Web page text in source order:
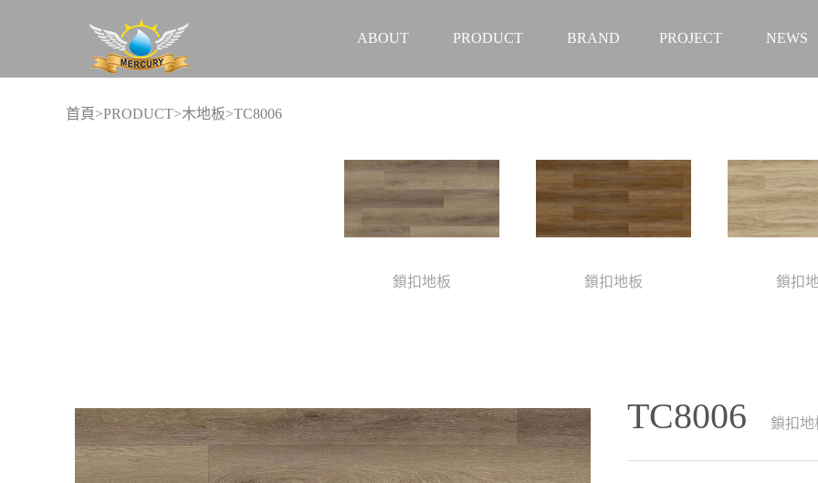
ABOUT PRODUCT BRAND PROJECT NEWS
首頁>PRODUCT>木地板>TC8006
鎖扣地板 鎖扣地板 鎖扣
TC8006 鎖扣地